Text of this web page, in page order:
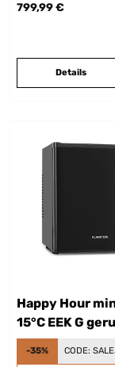
799,99 €
Details
Happy Hour
15°C EEK G
23 dB
-35% CODE: